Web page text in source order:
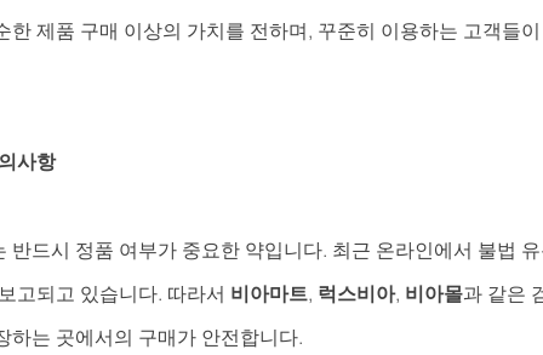
한 제품 구매 이상의 가치를 전하며, 꾸준히 이용하는 고객들
사항
반드시 정품 여부가 중요한 약입니다. 최근 온라인에서 불법
고되고 있습니다. 따라서 비아마트, 럭스비아, 비아몰과 같은
하는 곳에서의 구매가 안전합니다.